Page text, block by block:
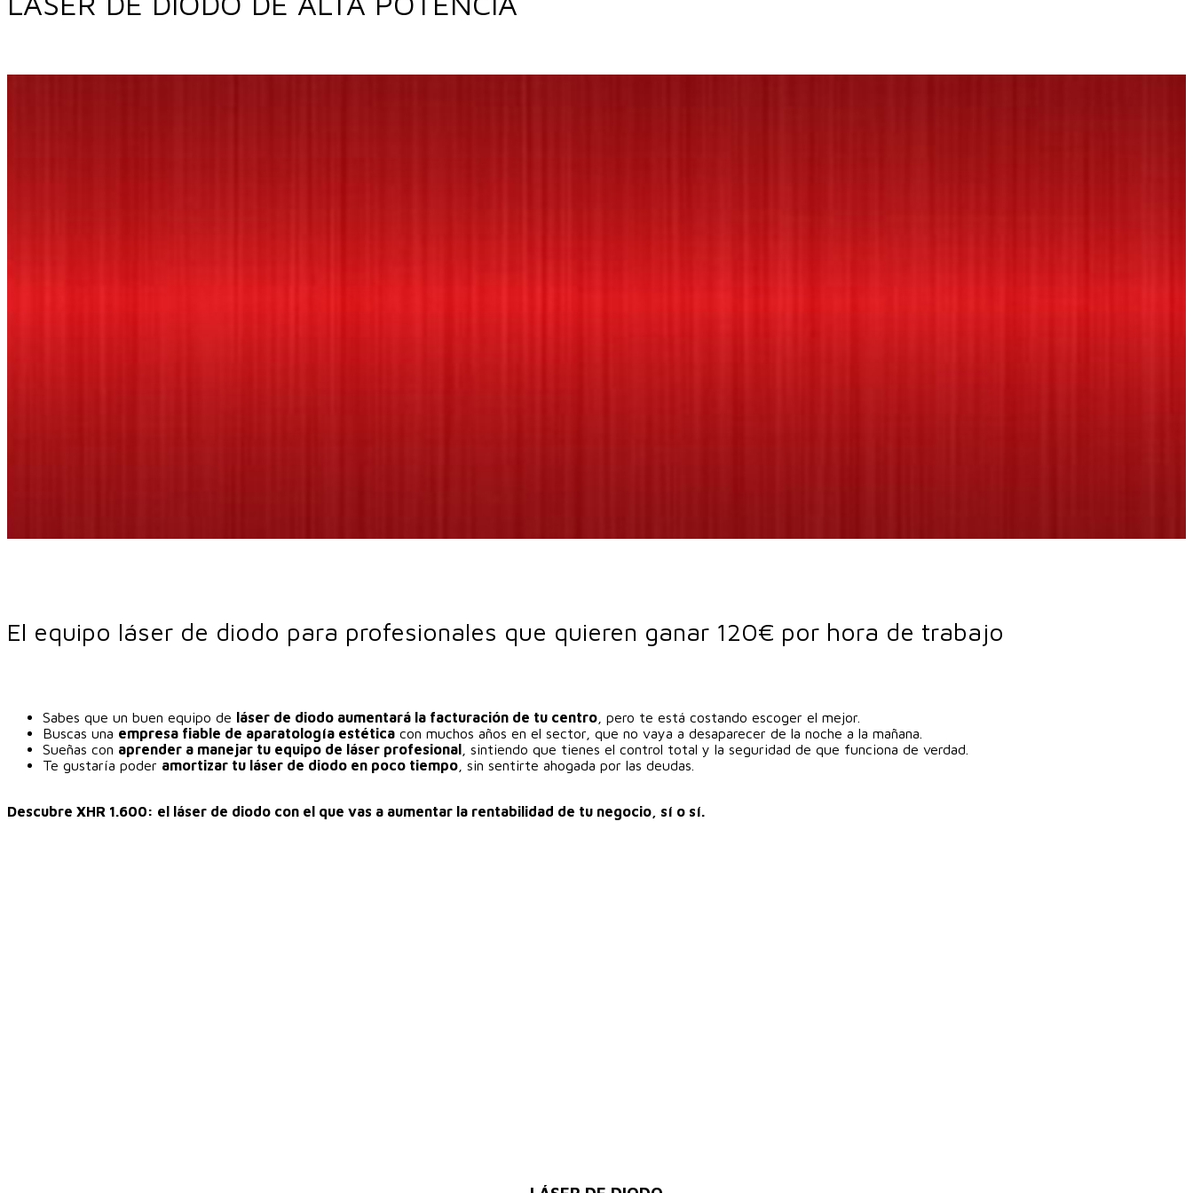
El equipo láser de diodo para profesionales que quieren ganar 120€ por hora de trabajo
Sabes que un buen equipo de láser de diodo aumentará la facturación de tu centro , pero te está costando escoger el mejor.
Buscas una empresa fiable de aparatología estética con muchos años en el sector, que no vaya a desaparecer de la noche a la mañana.
Sueñas con aprender a manejar tu equipo de láser profesional , sintiendo que tienes el control total y la seguridad de que funciona de verdad.
Te gustaría poder amortizar tu láser de diodo en poco tiempo , sin sentirte ahogada por las deudas.
Descubre XHR 1.600: el láser de diodo con el que vas a aumentar la rentabilidad de tu negocio, sí o sí.